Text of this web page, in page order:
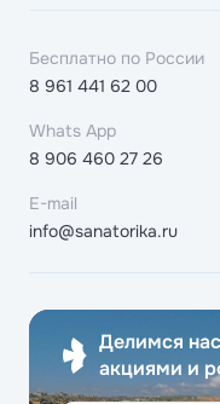
Бесплатно по России
8 961 441 62 00
Whats App
8 906 460 27 26
E-mail
info@sanatorika.ru
Делимся
акциями и